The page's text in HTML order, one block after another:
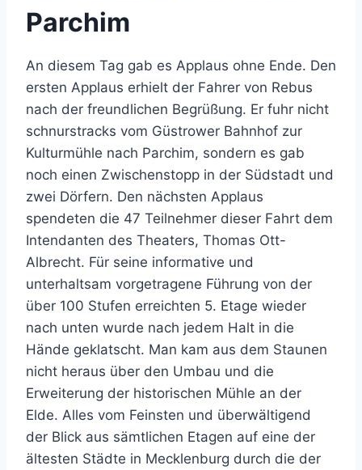
Parchim
An diesem Tag gab es Applaus ohne Ende. Den
ersten Applaus erhielt der Fahrer von Rebus
nach der freundlichen Begrüßung. Er fuhr nicht
schnurstracks vom Güstrower Bahnhof zur
Kulturmühle nach Parchim, sondern es gab
noch einen Zwischenstopp in der Südstadt und
zwei Dörfern. Den nächsten Applaus
spendeten die 47 Teilnehmer dieser Fahrt dem
Intendanten des Theaters, Thomas Ott-
Albrecht. Für seine informative und
unterhaltsam vorgetragene Führung von der
über 100 Stufen erreichten 5. Etage wieder
nach unten wurde nach jedem Halt in die
Hände geklatscht. Man kam aus dem Staunen
nicht heraus über den Umbau und die
Erweiterung der historischen Mühle an der
Elde. Alles vom Feinsten und überwältigend
der Blick aus sämtlichen Etagen auf eine der
ältesten Städte in Mecklenburg durch die der